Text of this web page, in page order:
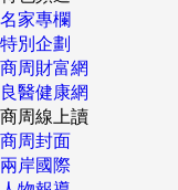
名家專欄
特別企劃
商周財富網
良醫健康網
商周線上讀
商周封面
兩岸國際